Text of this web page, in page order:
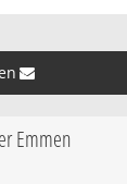
»
Emmen